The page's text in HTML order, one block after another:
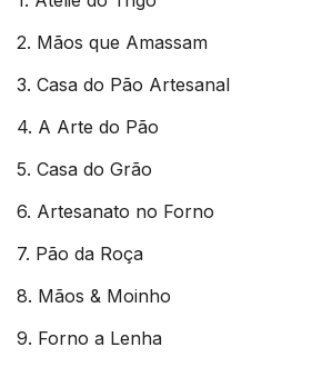
2. Mãos que Amassam
3. Casa do Pão Artesanal
4. A Arte do Pão
5. Casa do Grão
6. Artesanato no Forno
7. Pão da Roça
8. Mãos & Moinho
9. Forno a Lenha